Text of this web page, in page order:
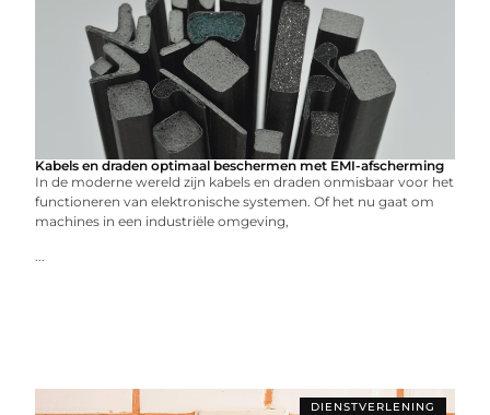
Kabels en draden optimaal beschermen met EMI-afscherming
In de moderne wereld zijn kabels en draden onmisbaar voor het
functioneren van elektronische systemen. Of het nu gaat om
machines in een industriële omgeving,
...
DIENSTVERLENING